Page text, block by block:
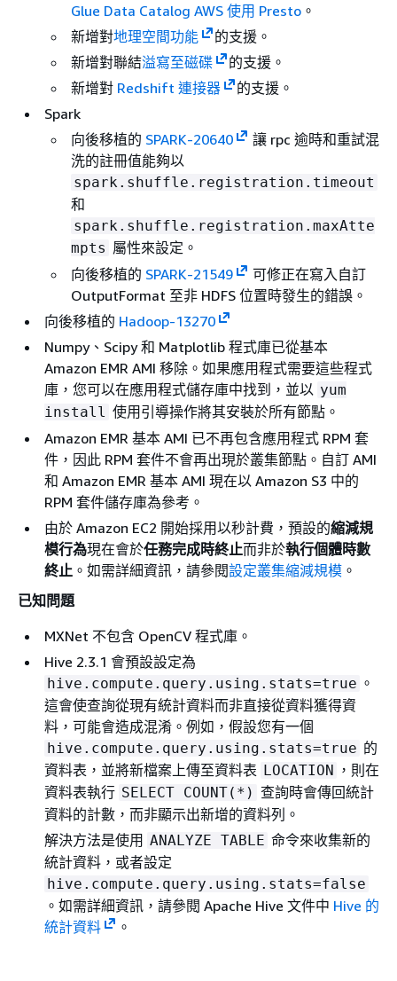
Glue Data Catalog AWS 使用 Presto 。
新增對地理空間功能
的支援。
新增對聯結溢寫至磁碟
的支援。
新增對 Redshift 連接器
的支援。
Spark
向後移植的 SPARK-20640
讓 rpc 逾時和重試混
洗的註冊值能夠以
spark.shuffle.registration.timeout
和
spark.shuffle.registration.maxAtte
mpts 屬性來設定。
向後移植的 SPARK-21549
可修正在寫入自訂
OutputFormat 至非 HDFS 位置時發生的錯誤。
向後移植的 Hadoop-13270
Numpy、Scipy 和 Matplotlib 程式庫已從基本
Amazon EMR AMI 移除。如果應用程式需要這些程式
庫，您可以在應用程式儲存庫中找到，並以 yum
install 使用引導操作將其安裝於所有節點。
Amazon EMR 基本 AMI 已不再包含應用程式 RPM 套
件，因此 RPM 套件不會再出現於叢集節點。自訂 AMI
和 Amazon EMR 基本 AMI 現在以 Amazon S3 中的
RPM 套件儲存庫為參考。
由於 Amazon EC2 開始採用以秒計費，預設的縮減規
模行為現在會於任務完成時終止而非於執行個體時數
終止 。如需詳細資訊，請參閱設定叢集縮減規模 。
已知問題
MXNet 不包含 OpenCV 程式庫。
Hive 2.3.1 會預設設定為
hive.compute.query.using.stats=true 。
這會使查詢從現有統計資料而非直接從資料獲得資
料，可能會造成混淆。例如，假設您有一個
hive.compute.query.using.stats=true 的
資料表，並將新檔案上傳至資料表 LOCATION ，則在
資料表執行 SELECT COUNT(*) 查詢時會傳回統計
資料的計數，而非顯示出新增的資料列。
解決方法是使用 ANALYZE TABLE 命令來收集新的
統計資料，或者設定
hive.compute.query.using.stats=false
。如需詳細資訊，請參閱 Apache Hive 文件中 Hive 的
統計資料
。